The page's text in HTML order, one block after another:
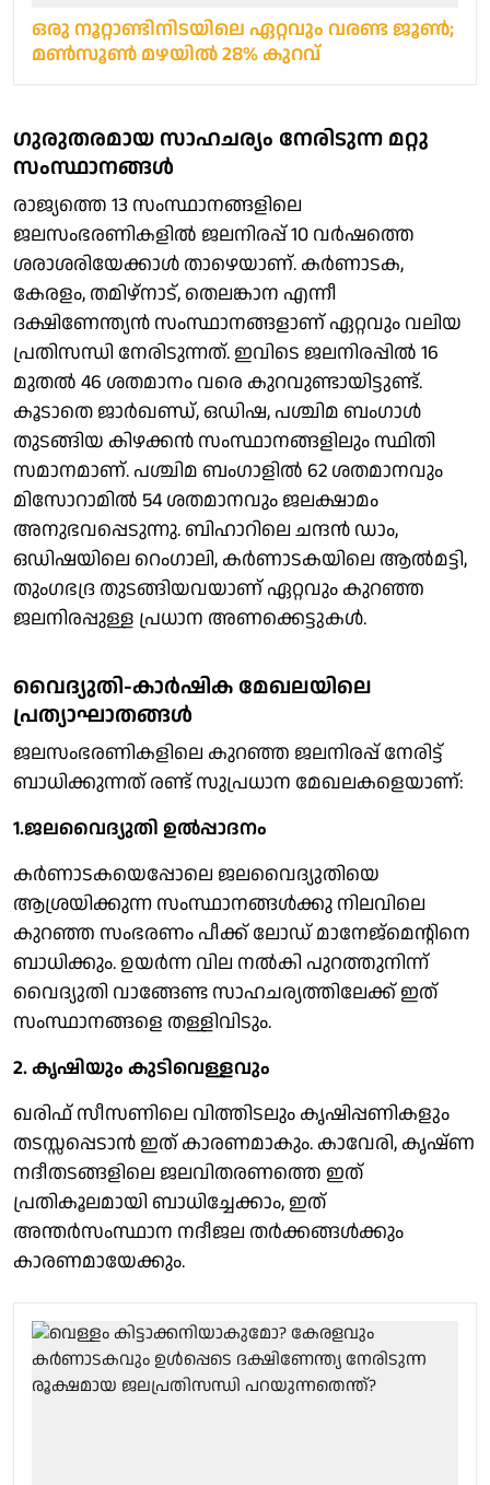
ഒരു നൂറ്റാണ്ടിനിടയിലെ ഏറ്റവും വരണ്ട ജൂണ്‍;
മണ്‍സൂണ്‍ മഴയില്‍ 28% കുറവ്
ഗുരുതരമായ സാഹചര്യം നേരിടുന്ന മറ്റു
സംസ്ഥാനങ്ങള്‍
രാജ്യത്തെ 13 സംസ്ഥാനങ്ങളിലെ
ജലസംഭരണികളില്‍ ജലനിരപ്പ് 10 വര്‍ഷത്തെ
ശരാശരിയേക്കാള്‍ താഴെയാണ്. കര്‍ണാടക,
കേരളം, തമിഴ്‌നാട്, തെലങ്കാന എന്നീ
ദക്ഷിണേന്ത്യന്‍ സംസ്ഥാനങ്ങളാണ് ഏറ്റവും വലിയ
പ്രതിസന്ധി നേരിടുന്നത്. ഇവിടെ ജലനിരപ്പില്‍ 16
മുതല്‍ 46 ശതമാനം വരെ കുറവുണ്ടായിട്ടുണ്ട്.
കൂടാതെ ജാര്‍ഖണ്ഡ്, ഒഡിഷ, പശ്ചിമ ബംഗാള്‍
തുടങ്ങിയ കിഴക്കന്‍ സംസ്ഥാനങ്ങളിലും സ്ഥിതി
സമാനമാണ്. പശ്ചിമ ബംഗാളില്‍ 62 ശതമാനവും
മിസോറാമില്‍ 54 ശതമാനവും ജലക്ഷാമം
അനുഭവപ്പെടുന്നു. ബിഹാറിലെ ചന്ദന്‍ ഡാം,
ഒഡിഷയിലെ റെംഗാലി, കര്‍ണാടകയിലെ ആല്‍മട്ടി,
തുംഗഭദ്ര തുടങ്ങിയവയാണ് ഏറ്റവും കുറഞ്ഞ
ജലനിരപ്പുള്ള പ്രധാന അണക്കെട്ടുകള്‍.
വൈദ്യുതി-കാര്‍ഷിക മേഖലയിലെ
പ്രത്യാഘാതങ്ങള്‍
ജലസംഭരണികളിലെ കുറഞ്ഞ ജലനിരപ്പ് നേരിട്ട്
ബാധിക്കുന്നത് രണ്ട് സുപ്രധാന മേഖലകളെയാണ്:
1.ജലവൈദ്യുതി ഉല്‍പ്പാദനം
കര്‍ണാടകയെപ്പോലെ ജലവൈദ്യുതിയെ
ആശ്രയിക്കുന്ന സംസ്ഥാനങ്ങള്‍ക്കു നിലവിലെ
കുറഞ്ഞ സംഭരണം പീക്ക് ലോഡ് മാനേജ്‌മെന്റിനെ
ബാധിക്കും. ഉയര്‍ന്ന വില നല്‍കി പുറത്തുനിന്ന്
വൈദ്യുതി വാങ്ങേണ്ട സാഹചര്യത്തിലേക്ക് ഇത്
സംസ്ഥാനങ്ങളെ തള്ളിവിടും.
2. കൃഷിയും കുടിവെള്ളവും
ഖരിഫ് സീസണിലെ വിത്തിടലും കൃഷിപ്പണികളും
തടസ്സപ്പെടാന്‍ ഇത് കാരണമാകും. കാവേരി, കൃഷ്ണ
നദീതടങ്ങളിലെ ജലവിതരണത്തെ ഇത്
പ്രതികൂലമായി ബാധിച്ചേക്കാം, ഇത്
അന്തര്‍സംസ്ഥാന നദീജല തര്‍ക്കങ്ങള്‍ക്കും
കാരണമായേക്കും.